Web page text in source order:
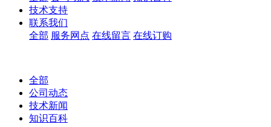
技术支持
联系我们
全部 服务网点 在线留言 在线订购
全部
公司动态
技术新闻
知识百科